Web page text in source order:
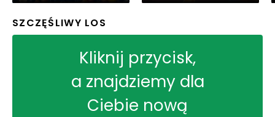
SZCZĘŚLIWY LOS
Kliknij przycisk,
a znajdziemy dla
Ciebie nową